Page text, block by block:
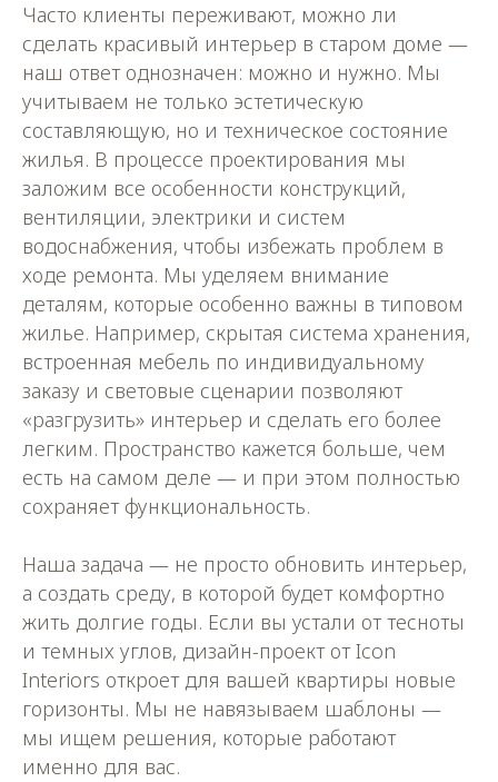
Часто клиенты переживают, можно ли
сделать красивый интерьер в старом доме —
наш ответ однозначен: можно и нужно. Мы
учитываем не только эстетическую
составляющую, но и техническое состояние
жилья. В процессе проектирования мы
заложим все особенности конструкций,
вентиляции, электрики и систем
водоснабжения, чтобы избежать проблем в
ходе ремонта. Мы уделяем внимание
деталям, которые особенно важны в типовом
жилье. Например, скрытая система хранения,
встроенная мебель по индивидуальному
заказу и световые сценарии позволяют
«разгрузить» интерьер и сделать его более
легким. Пространство кажется больше, чем
есть на самом деле — и при этом полностью
сохраняет функциональность.
Наша задача — не просто обновить интерьер,
а создать среду, в которой будет комфортно
жить долгие годы. Если вы устали от тесноты
и темных углов, дизайн-проект от Icon
Interiors откроет для вашей квартиры новые
горизонты. Мы не навязываем шаблоны —
мы ищем решения, которые работают
именно для вас.